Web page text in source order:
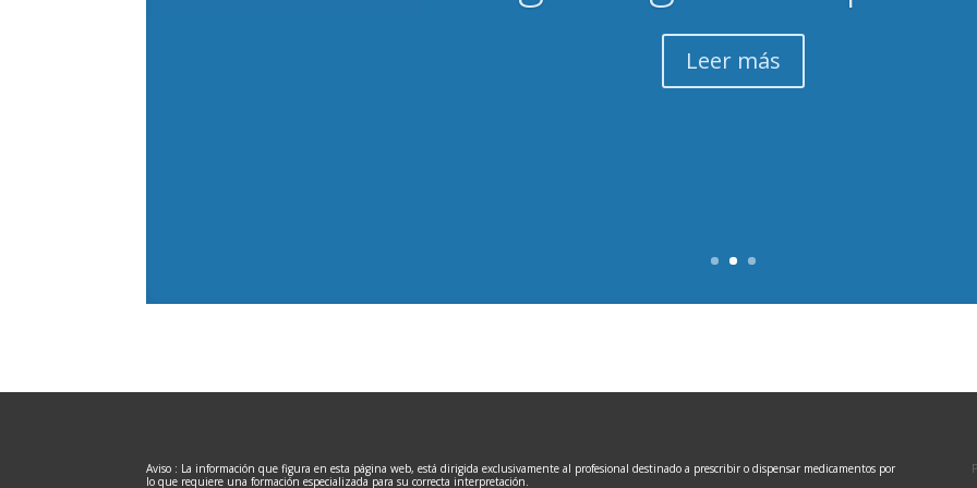
Leer más
Aviso : La información que figura en esta página web, está dirigida exclusivamente al profesional destinado a prescribir o dispensar medicamentos por
lo que requiere una formación especializada para su correcta interpretación.